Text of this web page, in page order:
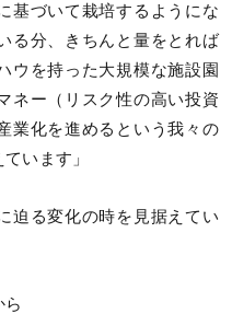
基づいて栽培するようにな
る分、きちんと量をとれば
ウを持った大規模な施設園
ネー（リスク性の高い投資
業化を進めるという我々の
います」
迫る変化の時を見据えてい
ら